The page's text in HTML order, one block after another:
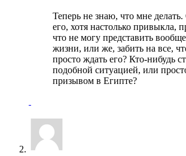
Теперь не знаю, что мне
его, хотя настолько привыкла,
что не могу представить
жизни, или же, забить на все,
просто ждать его? Кто-нибудь
подобной ситуацией, или
призывом в Египте?